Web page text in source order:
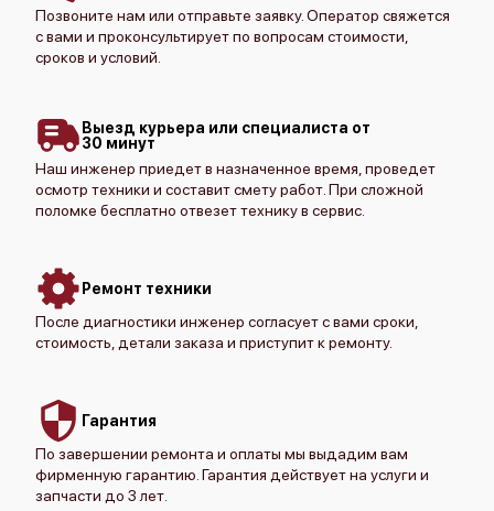
Canon imagePROGRAF TM-240
Canon imagePROGRAF iPF PRO-6000S
Позвоните нам или отправьте заявку. Оператор свяжется
с вами и проконсультирует по вопросам стоимости,
сроков и условий.
Выезд курьера или специалиста от
30 минут
Наш инженер приедет в назначенное время, проведет
осмотр техники и составит смету работ. При сложной
поломке бесплатно отвезет технику в сервис.
Ремонт техники
После диагностики инженер согласует с вами сроки,
стоимость, детали заказа и приступит к ремонту.
Гарантия
По завершении ремонта и оплаты мы выдадим вам
фирменную гарантию. Гарантия действует на услуги и
запчасти до 3 лет.